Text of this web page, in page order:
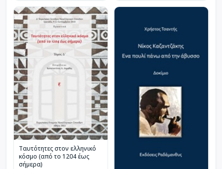
Ταυτότητες στον ελληνικό
κόσμο (από το 1204 έως
σήμερα)